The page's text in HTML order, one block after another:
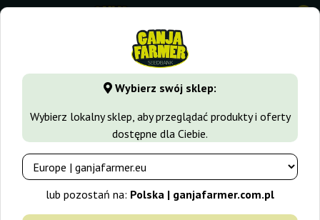
Wybierz swój sklep:
Wybierz lokalny sklep, aby przeglądać produkty i oferty
dostępne dla Ciebie.
lub pozostań na: Polska | ganjafarmer.com.pl
0
GanjaFarmer.com.pl Growkit
GrowKit - Grow Kit, Magiczne
Grzybki Halucyjki Psylocybinowe